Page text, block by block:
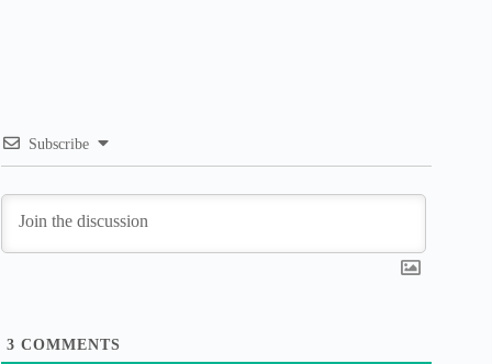
Subscribe
3 COMMENTS